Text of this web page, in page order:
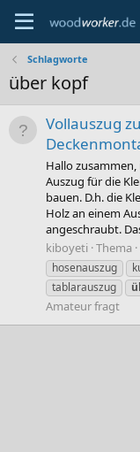
Schlagworte
über kopf
Vollauszug
Hallo
Auszug für die
bauen. D.h. die
Holz an einem
angeschraubt.
kiboyeti Thema
hosenauszug
tablarauszug
Amateur fragt